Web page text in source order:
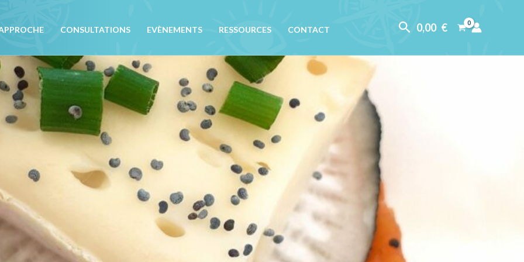
CONSULTATIONS EVÈNEMENTS RESSOURCES CONTACT Rechercher
0,00 €